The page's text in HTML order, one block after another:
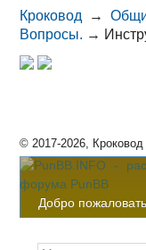
Кроковод →
Вопросы. →
© 2017-2026, Кроковод
Добро